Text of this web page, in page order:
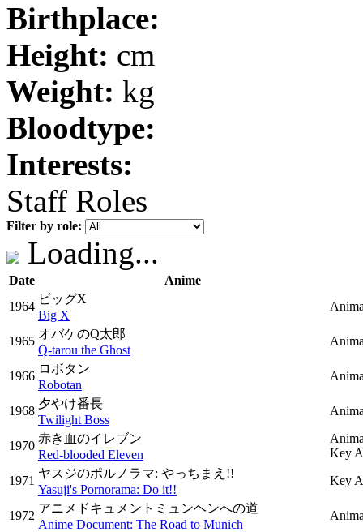
Birthplace:
Height: cm
Weight: kg
Bloodtype:
Interests:
Staff Roles
Filter by role:
Loading...
Date
Anime
1964
ビッグX
Big X
1965
オバケのQ太郎
Q-tarou the Ghost
1966
ロボタン
Robotan
1968
夕やけ番長
Twilight Boss
1970
赤き血のイレブン
Red-blooded Eleven
Key
1971
ヤスジのポルノラマ: やっちまえ!!
Yasuji's Pornorama: Do it!!
Key
1972
アニメドキュメントミュンヘンへの道
Anime Document: The Road to Munich